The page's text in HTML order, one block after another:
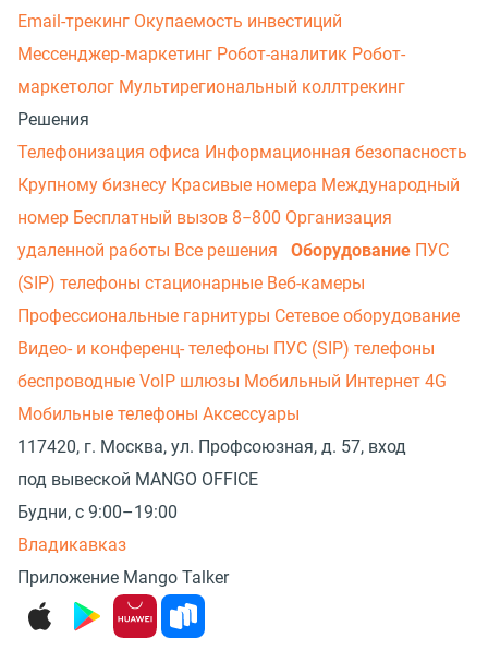
Email-трекинг Окупаемость инвестиций
Мессенджер‑маркетинг Робот-аналитик Робот-
маркетолог Мультирегиональный коллтрекинг
Решения
Телефонизация офиса Информационная безопасность
Крупному бизнесу Красивые номера Международный
номер Бесплатный вызов 8−800 Организация
удаленной работы Все решения Оборудование ПУС
(SIP) телефоны стационарные Веб-камеры
Профессиональные гарнитуры Сетевое оборудование
Видео- и конференц- телефоны ПУС (SIP) телефоны
беспроводные VoIP шлюзы Мобильный Интернет 4G
Мобильные телефоны Аксессуары
117420, г. Москва, ул. Профсоюзная, д. 57, вход
под вывеской MANGO OFFICE
Будни, с 9:00–19:00
Владикавказ
Приложение Mango Talker